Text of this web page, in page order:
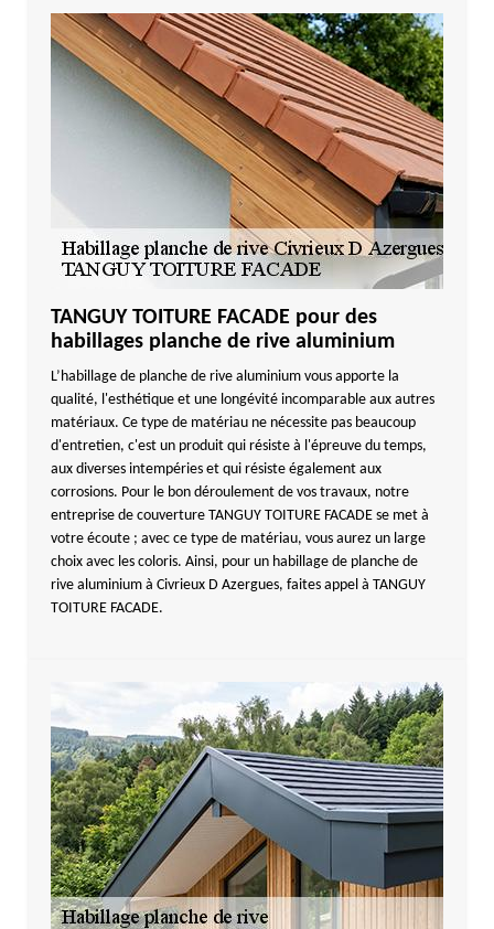
TANGUY TOITURE FACADE pour des
habillages planche de rive aluminium
L’habillage de planche de rive aluminium vous apporte la
qualité, l'esthétique et une longévité incomparable aux autres
matériaux. Ce type de matériau ne nécessite pas beaucoup
d'entretien, c'est un produit qui résiste à l'épreuve du temps,
aux diverses intempéries et qui résiste également aux
corrosions. Pour le bon déroulement de vos travaux, notre
entreprise de couverture TANGUY TOITURE FACADE se met à
votre écoute ; avec ce type de matériau, vous aurez un large
choix avec les coloris. Ainsi, pour un habillage de planche de
rive aluminium à Civrieux D Azergues, faites appel à TANGUY
TOITURE FACADE.